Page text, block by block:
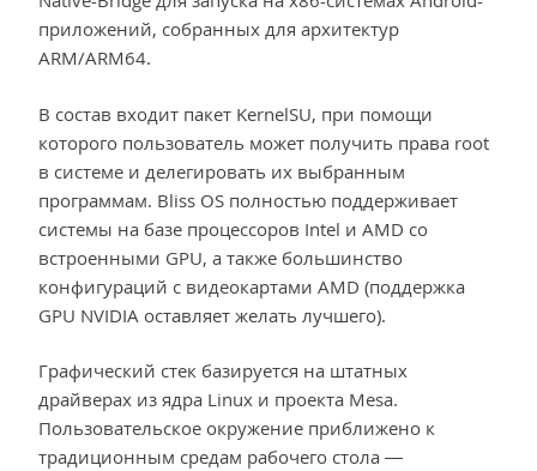
приложений, собранных для архитектур
ARM/ARM64.
В состав входит пакет KernelSU, при помощи
которого пользователь может получить права root
в системе и делегировать их выбранным
программам. Bliss OS полностью поддерживает
системы на базе процессоров Intel и AMD со
встроенными GPU, а также большинство
конфигураций с видеокартами AMD (поддержка
GPU NVIDIA оставляет желать лучшего).
Графический стек базируется на штатных
драйверах из ядра Linux и проекта Mesa.
Пользовательское окружение приближено к
традиционным средам рабочего стола —